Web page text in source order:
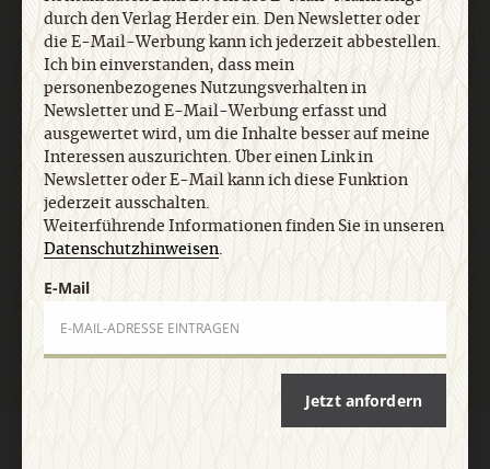
Newsletter oder E-Mail kann ich diese Funktion
jederzeit ausschalten. Weiterführende
Informationen finden Sie in unseren
Datenschutzhinweisen.
E-Mail
durch den Verlag Herder ein. Den Newsletter oder
die E-Mail-Werbung kann ich jederzeit abbestellen.
Ich bin einverstanden, dass mein
personenbezogenes Nutzungsverhalten in
Newsletter und E-Mail-Werbung erfasst und
ausgewertet wird, um die Inhalte besser auf meine
Interessen auszurichten. Über einen Link in
Newsletter oder E-Mail kann ich diese Funktion
jederzeit ausschalten.
Weiterführende Informationen finden Sie in unseren
Datenschutzhinweisen.
E-Mail
Jetzt anfordern